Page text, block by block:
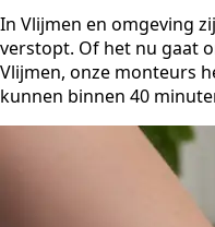
In Vlijmen en omgeving
verstopt. Of het nu gaat
Vlijmen, onze monteurs
kunnen binnen 40